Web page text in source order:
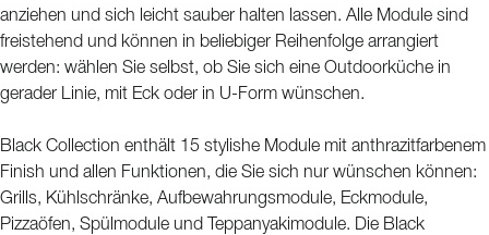
anziehen und sich leicht sauber halten lassen. Alle Module sind
freistehend und können in beliebiger Reihenfolge arrangiert
werden: wählen Sie selbst, ob Sie sich eine Outdoorküche in
gerader Linie, mit Eck oder in U-Form wünschen.
Black Collection enthält 15 stylishe Module mit anthrazitfarbenem
Finish und allen Funktionen, die Sie sich nur wünschen können:
Grills, Kühlschränke, Aufbewahrungsmodule, Eckmodule,
Pizzaöfen, Spülmodule und Teppanyakimodule. Die Black